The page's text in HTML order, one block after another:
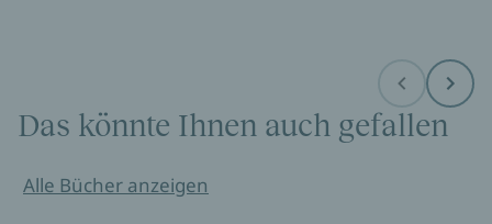
Before Next
Das könnte Ihnen auch gefallen
Alle Bücher anzeigen